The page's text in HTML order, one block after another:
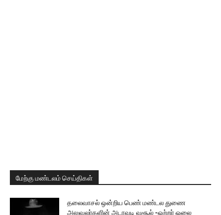
மேற்கு மண்டலம் செய்திகள்
தலைவாசல் ஒன்றிய பெண் மண்டல துணை
அலுவலர்களின் அடாவடி வசூல் -ஒற்றர் ஓலை